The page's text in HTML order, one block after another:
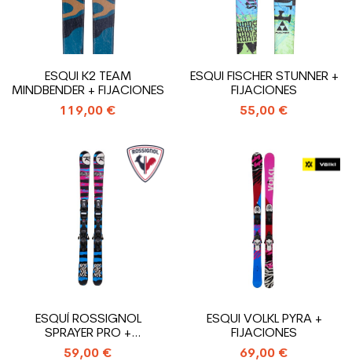
ESQUI K2 TEAM
MINDBENDER + FIJACIONES
119,00 €
ESQUI FISCHER STUNNER +
FIJACIONES
55,00 €
ESQUÍ ROSSIGNOL
SPRAYER PRO +
FIJACIONES
59,00 €
ESQUI VOLKL PYRA +
FIJACIONES
69,00 €